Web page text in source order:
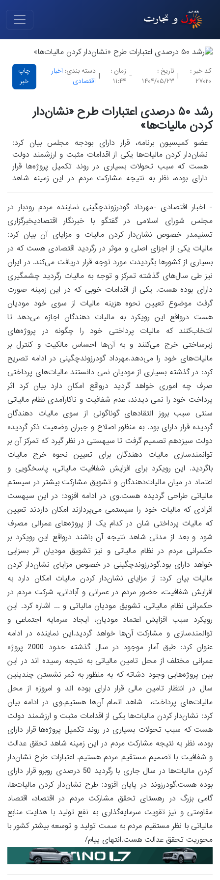
کد خبر :
۲۷۰۲۰
|
تاریخ :
۱۴۰۴/۰۵/۲۳
-
زمان :
۱۱:۴۴
|
دسته بندی: اخبار
اقتصادی
چاپ
خبر
رشد ۵۰ درصدی اعتبارات طرح «نشان‌دار
کردن مالیات‌ها»
عضو کمیسیون برنامه، قرار دارای بودجه مجلس بیان کرد:
‌نشان‌دار کردن مالیات‌ها یکی از اقدامات مثبت و ارزشمند دولت
هست که سبب تحولات بسیاری در روند تکمیل پروژه‌ها قرار
دارای بوده، نظر به نتیجه مشارکت مردم در این زمینه شاهد
- اخبار اقتصادی -مهرداد گودرزوندچگینی نماینده مردم رودبار در
مجلس شورای اسلامی در گفتگو با خبرنگار اقتصادیخبرگزاری
تسنیمدر خصوص ‌نشان‌دار کردن مالیات و مزایای آن بیان کرد:
مالیات یکی از اجزای اصلی و موثر در رگردید اقتصادی هست که در
بسیاری از کشورها بگردیدت مورد توجه قرار‌ دریافت می‌کند. در ایران
نیز طی سال‌های گذشته تمرکز و توجه به مالیات رگردید چشمگیری
دارای بوده هست. یکی از اقدامات خوبی که در این زمینه صورت
گرفت موضوع تعیین نحوه هزینه مالیات از سوی خود مودیان
هست درواقع این رویکرد به مالیات دهندگان اجازه می‌دهد تا
انتخاب‌کنند که مالیات پرداختی خود را چگونه در پروژه‌های
زیرساختی خرج می‌کنند و به آن‌ها احساس مالکیت و کنترل بر
مالیات‌های خود را می‌دهد.مهرداد گودرزوندچگینی در ادامه تصریح
کرد: در گذشته بسیاری از مودیان نمی دانستند مالیات‌های پرداختی
صرف چه اموری‌ خواهد گردید درواقع‌ امکان دارد بیان کرد اثر
پرداخت خود را نمی دیدند، عدم شفافیت و ناکارآمدی نظام مالیاتی
سنتی سبب بروز انتقادهای گوناگونی از سوی مالیات دهندگان
گردیده قرار دارای بود. به منظور اصلاح و جبران وضعیت ذکر گردیده
دولت سیزدهم تصمیم گرفت تا سیهستی در نظر گیرد که تمرکز آن بر
توانمندسازی مالیات دهندگان برای تعیین نحوه خرج مالیات
باگردید. این رویکرد برای افزایش شفافیت مالیاتی، پاسخگویی و
اعتماد در میان مالیات‌دهندگان و تشویق مشارکت بیشتر در سیستم
مالیاتی طراحی گردیده هست.وی در ادامه افزود: در این سیهست
افرادی که مالیات خود را سیستمی‌ می‌پردازند‌ امکان داردند تعیین
که مالیات پرداختی شان در کدام یک از پروژه‌های عمرانی مصرف
شود و بعد از مدتی شاهد نتیجه آن باشند درواقع این رویکرد بر
حکمرانی مردم در نظام مالیاتی و نیز تشویق مودیان اثر بسزایی
خواهد دارای بود.گودرزوندچگینی در خصوص مزایای ‌نشان‌دار کردن
مالیات بیان کرد: از مزایای ‌نشان‌دار کردن مالیات‌ امکان دارد به
افزایش شفافیت، حضور مردم در عمرانی و آبادانی، شرکت مردم در
حکمرانی نظام مالیاتی، تشویق مودیان مالیاتی و ... اشاره کرد. این
رویکرد سبب افزایش اعتماد مودیان، ایجاد سرمایه اجتماعی و
توانمندسازی و مشارکت آن‌ها‌ خواهد گردید.این نماینده در ادامه
عنوان کرد: طبق آمار موجود در سال گذشته حدود 2000 پروژه
عمرانی مختلف از محل تامین مالیاتی به نتیجه رسیده اند در این
بین پروژه‌هایی وجود دشاته که به منظور به ثمر نشستن چندینین
سال در انتظار تامین مالی قرار دارای بوده اند و امروزه از محل
مالیات‌های پرداخت، شاهد اتمام آن‌ها هستیم.وی در ادامه بیان
کرد: ‌نشان‌دار کردن مالیات‌ها یکی از اقدامات مثبت و ارزشمند دولت
هست که سبب تحولات بسیاری در روند تکمیل پروژه‌ها قرار دارای
بوده، نظر به نتیجه مشارکت مردم در این زمینه شاهد تحقق عدالت
و شفافیت با تصمیم مستقیم مردم هستیم. اعتبارات طرح نشان‌دار
کردن مالیات‌ها در سال جاری با رگردید 50 درصدی روبرو قرار دارای
بوده هست.گودرزوند در پایان افزود: طرح ‌نشان‌دار کردن مالیات‌ها،
گامی بزرگ در رهستای تحقق مشارکت مردم در اقتصاد، اقتصاد
مقاومتی و نیز تقویت سرمایه‌گذاری به نفع تولید با هدایت منابع
مالیاتی با نظر مستقیم مردم به سمت تولید و توسعه بیشتر کشور با
محوریت تحقق عدالت هست.انتهای پیام/